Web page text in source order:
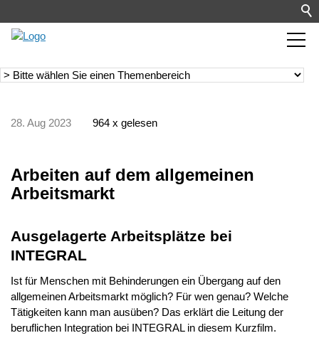
28. Aug 2023 964 x gelesen
Arbeiten auf dem allgemeinen
Arbeitsmarkt
Ausgelagerte Arbeitsplätze bei
INTEGRAL
Ist für Menschen mit Behinderungen ein Übergang auf den
allgemeinen Arbeitsmarkt möglich? Für wen genau? Welche
Tätigkeiten kann man ausüben? Das erklärt die Leitung der
beruflichen Integration bei INTEGRAL in diesem Kurzfilm.